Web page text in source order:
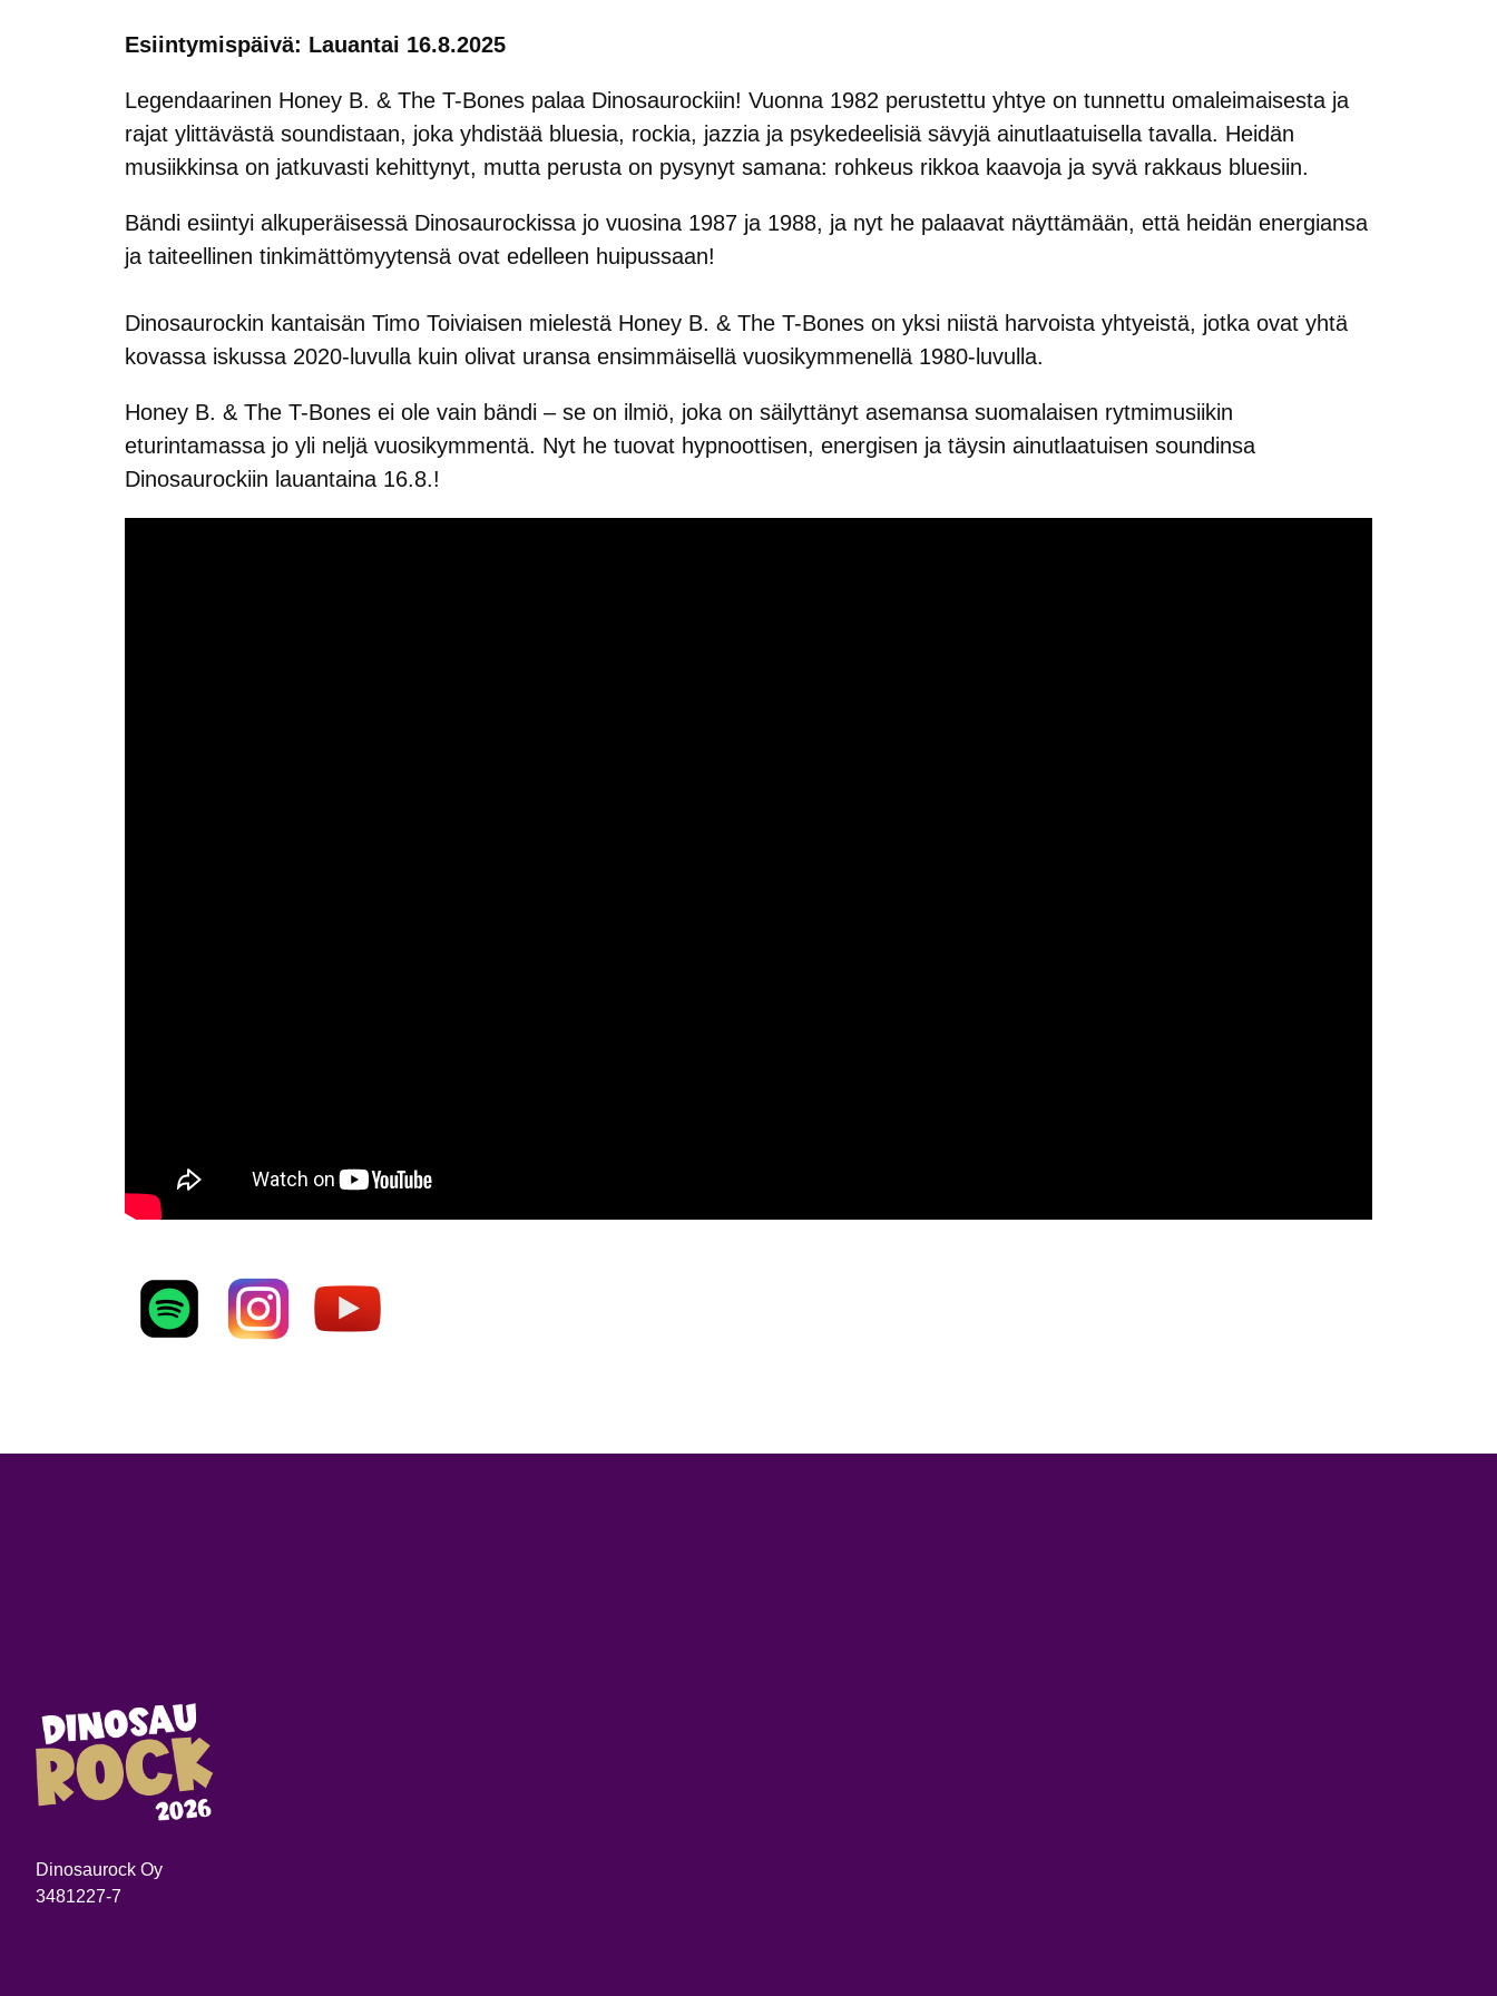
Esiintymispäivä: Lauantai 16.8.2025
Legendaarinen Honey B. & The T-Bones palaa Dinosaurockiin! Vuonna 1982 perustettu yhtye on tunnettu omaleimaisesta ja
rajat ylittävästä soundistaan, joka yhdistää bluesia, rockia, jazzia ja psykedeelisiä sävyjä ainutlaatuisella tavalla. Heidän
musiikkinsa on jatkuvasti kehittynyt, mutta perusta on pysynyt samana: rohkeus rikkoa kaavoja ja syvä rakkaus bluesiin.
Bändi esiintyi alkuperäisessä Dinosaurockissa jo vuosina 1987 ja 1988, ja nyt he palaavat näyttämään, että heidän energiansa
ja taiteellinen tinkimättömyytensä ovat edelleen huipussaan!
Dinosaurockin kantaisän Timo Toiviaisen mielestä Honey B. & The T-Bones on yksi niistä harvoista yhtyeistä, jotka ovat yhtä
kovassa iskussa 2020-luvulla kuin olivat uransa ensimmäisellä vuosikymmenellä 1980-luvulla.
Honey B. & The T-Bones ei ole vain bändi – se on ilmiö, joka on säilyttänyt asemansa suomalaisen rytmimusiikin
eturintamassa jo yli neljä vuosikymmentä. Nyt he tuovat hypnoottisen, energisen ja täysin ainutlaatuisen soundinsa
Dinosaurockiin lauantaina 16.8.!
Dinosaurock Oy
3481227-7